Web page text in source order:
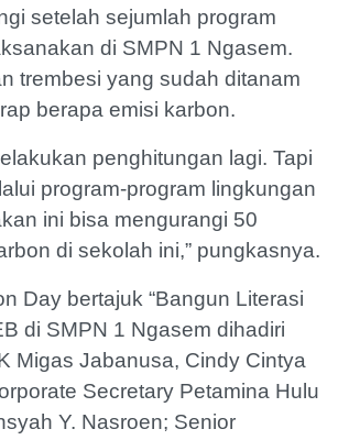
setelah sejumlah program
di SMPN 1 Ngasem.
trembesi yang sudah ditanam
berapa emisi karbon.
penghitungan lagi. Tapi
program-program lingkungan
ini bisa mengurangi 50
di sekolah ini,” pungkasnya.
Day bertajuk “Bangun Literasi
di SMPN 1 Ngasem dihadiri
Migas Jabanusa, Cindy Cintya
Secretary Petamina Hulu
Y. Nasroen; Senior